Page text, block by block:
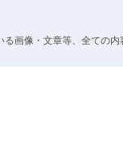
る画像・文章等、全ての